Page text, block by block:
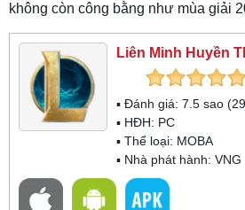
không còn công bằng như mùa giải
Liên Minh Huyền
▪ Đánh giá: 7.5 sao (
▪ HĐH: PC
▪ Thể loại: MOBA
▪ Nhà phát hành: VNG